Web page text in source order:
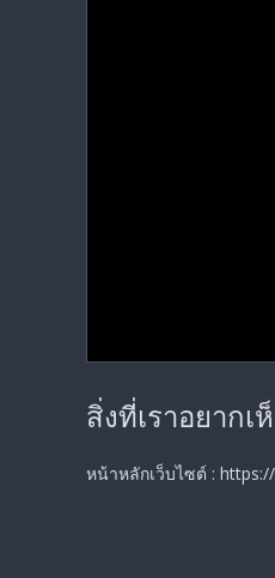
0
of
1
33
seconds Volume
สิ่งที่เราอยาก
หน้าหลักเว็บไซต์ :